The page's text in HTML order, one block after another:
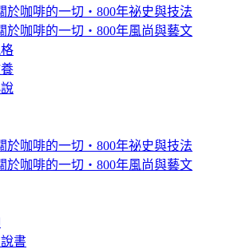
於咖啡的一切‧800年祕史與技法
於咖啡的一切‧800年風尚與藝文
於咖啡的一切‧800年祕史與技法
於咖啡的一切‧800年風尚與藝文
書